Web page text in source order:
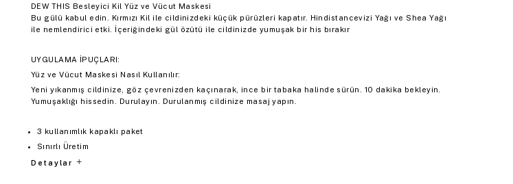
DEW THIS Besleyici Kil Yüz ve Vücut Maskesi
Bu gülü kabul edin. Kırmızı Kil ile cildinizdeki küçük pürüzleri kapatır. Hindistancevizi Yağı ve Shea Yağı
ile nemlendirici etki. İçeriğindeki gül özütü ile cildinizde yumuşak bir his bırakır
UYGULAMA İPUÇLARI:
Yüz ve Vücut Maskesi Nasıl Kullanılır:
Yeni yıkanmış cildinize, göz çevrenizden kaçınarak, ince bir tabaka halinde sürün. 10 dakika bekleyin.
Yumuşaklığı hissedin. Durulayın. Durulanmış cildinize masaj yapın.
3 kullanımlık kapaklı paket
Sınırlı Üretim
Detaylar